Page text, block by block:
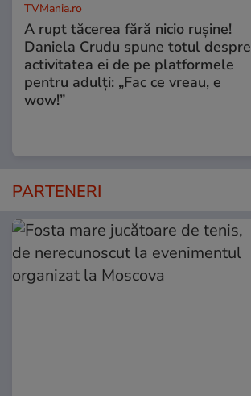
TVMania.ro
A rupt tăcerea fără nicio rușine!
Daniela Crudu spune totul despre
activitatea ei de pe platformele
pentru adulți: „Fac ce vreau, e
wow!”
PARTENERI